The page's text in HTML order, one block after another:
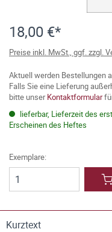
18,00 €*
Preise inkl. MwSt., ggf. zzgl.
Aktuell werden Bestellungen
Falls Sie eine Lieferung
bitte unserKontaktformular
lieferbar, Lieferzeit des
Erscheinen des Heftes
Exemplare:
Kurztext